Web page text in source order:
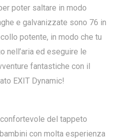
poter saltare in modo
e galvanizzate sono 76 in
potente, in modo che tu
nell’aria ed eseguire le
fantastiche con il
EXIT Dynamic!
del tappeto
con molta esperienza